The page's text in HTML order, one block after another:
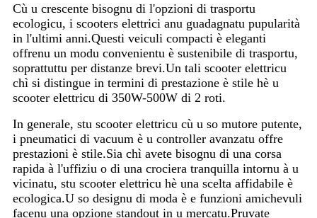
Cù u crescente bisognu di l'opzioni di trasportu
ecologicu, i scooters elettrici anu guadagnatu pupularità
in l'ultimi anni.Questi veiculi compacti è eleganti
offrenu un modu convenientu è sustenibile di trasportu,
soprattuttu per distanze brevi.Un tali scooter elettricu
chì si distingue in termini di prestazione è stile hè u
scooter elettricu di 350W-500W di 2 roti.
In generale, stu scooter elettricu cù u so mutore putente,
i pneumatici di vacuum è u controller avanzatu offre
prestazioni è stile.Sia chì avete bisognu di una corsa
rapida à l'uffiziu o di una crociera tranquilla intornu à u
vicinatu, stu scooter elettricu hè una scelta affidabile è
ecologica.U so designu di moda è e funzioni amichevuli
facenu una opzione standout in u mercatu.Pruvate